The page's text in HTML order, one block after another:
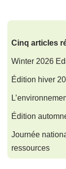
Cinq articles
Winter 2026
Édition hiver
Édition
Journée
ressources